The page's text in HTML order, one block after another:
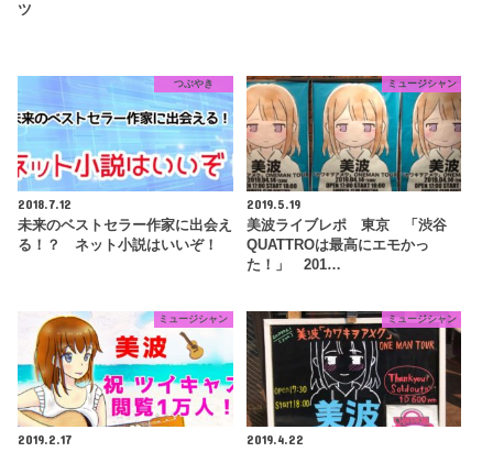
ツ
つぶやき
2018.7.12
未来のベストセラー作家に出会え
る！？ ネット小説はいいぞ！
ミュージシャン
2019.5.19
美波ライブレポ 東京 「渋谷
QUATTROは最高にエモかっ
た！」 201…
ミュージシャン
2019.2.17
ミュージシャン
2019.4.22